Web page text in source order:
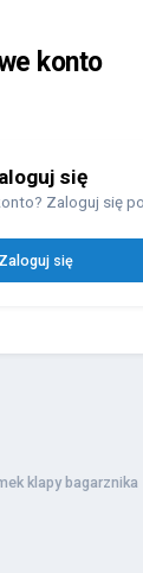
konto
się
Zaloguj się
Zaloguj się
klapy bagarznika